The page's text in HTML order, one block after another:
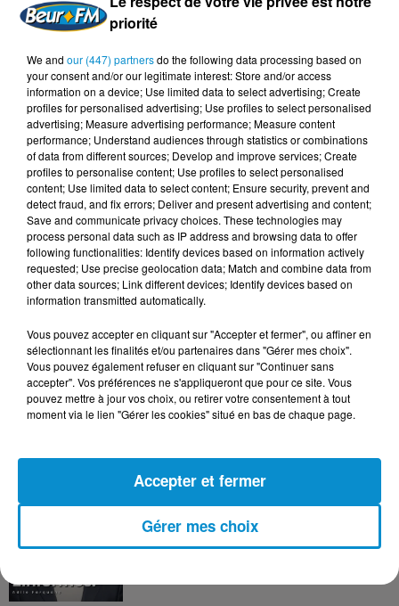
DERNIERS PODCASTS
24 juillet 2026
Les Zinformés - 24/07/26
23 juillet 2026
Les Zinformés - 23/07/26
priorité
We and our (447) partnersdo the following data processing based on
your consent and/or our legitimate interest: Store and/or access
information on a device; Use limited data to select advertising; Create
profiles for personalised advertising; Use profiles to select personalised
advertising; Measure advertising performance; Measure content
performance; Understand audiences through statistics or combinations
of data from different sources; Develop and improve services; Create
profiles to personalise content; Use profiles to select personalised
content; Use limited data to select content; Ensure security, prevent and
detect fraud, and fix errors; Deliver and present advertising and content;
Save and communicate privacy choices. These technologies may
process personal data such as IP address and browsing data to offer
following functionalities: Identify devices based on information actively
requested; Use precise geolocation data; Match and combine data from
other data sources; Link different devices; Identify devices based on
information transmitted automatically.
Vous pouvez accepter en cliquant sur "Accepter et fermer", ou affiner en
sélectionnant les finalités et/ou partenaires dans "Gérer mes choix".
Vous pouvez également refuser en cliquant sur "Continuer sans
accepter". Vos préférences ne s'appliqueront que pour ce site. Vous
pouvez mettre à jour vos choix, ou retirer votre consentement à tout
moment via le lien "Gérer les cookies" situé en bas de chaque page.
Gérer mes choix
Accepter et fermer